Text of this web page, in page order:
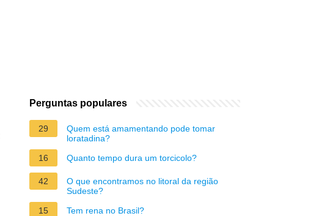
Perguntas populares
29
Quem está amamentando pode tomar
loratadina?
16
Quanto tempo dura um torcicolo?
42
O que encontramos no litoral da região
Sudeste?
15
Tem rena no Brasil?